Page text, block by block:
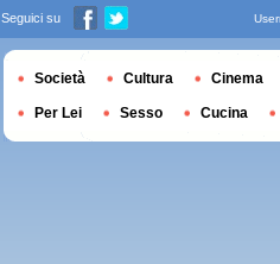
Seguici su
Società Cultura Cinema
Per Lei Sesso Cucina